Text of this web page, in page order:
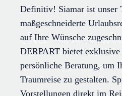
Definitiv! Siamar ist unser
maßgeschneiderte
auf Ihre Wünsche
DERPART bietet
persönliche Beratung, um
Traumreise zu gestalten.
Vorstellungen direkt im